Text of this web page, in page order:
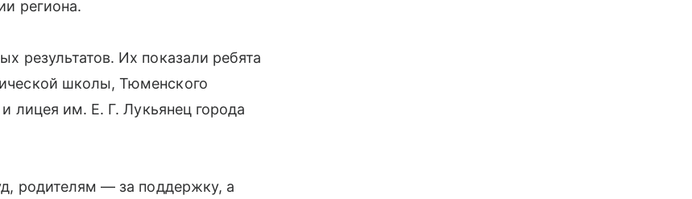
региона.
результатов. Их показали ребята
школы, Тюменского
лицея им. Е. Г. Лукьянец города
родителям — за поддержку, а